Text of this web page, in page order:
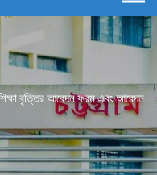
বৃত্তির আবেদন ফরম এবং আবেদন